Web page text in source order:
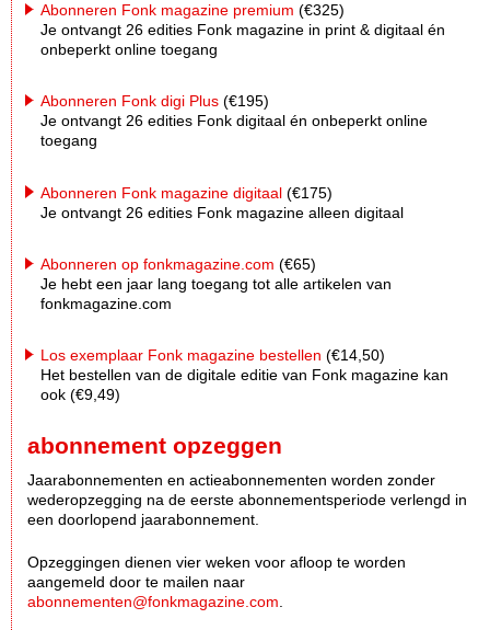
Abonneren Fonk magazine premium (€325)
Je ontvangt 26 edities Fonk magazine in print & digitaal én
onbeperkt online toegang
Abonneren Fonk digi Plus (€195)
Je ontvangt 26 edities Fonk digitaal én onbeperkt online
toegang
Abonneren Fonk magazine digitaal (€175)
Je ontvangt 26 edities Fonk magazine alleen digitaal
Abonneren op fonkmagazine.com (€65)
Je hebt een jaar lang toegang tot alle artikelen van
fonkmagazine.com
Los exemplaar Fonk magazine bestellen (€14,50)
Het bestellen van de digitale editie van Fonk magazine kan
ook (€9,49)
abonnement opzeggen
Jaarabonnementen en actieabonnementen worden zonder
wederopzegging na de eerste abonnementsperiode verlengd in
een doorlopend jaarabonnement.
Opzeggingen dienen vier weken voor afloop te worden
aangemeld door te mailen naar
abonnementen@fonkmagazine.com